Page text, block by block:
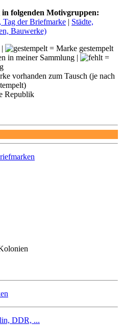
in folgenden Motivgruppen:
der Briefmarke | Städte,
Bauwerke)
= Marke gestempelt
in meiner Sammlung |
=
vorhanden zum Tausch (je nach
Republik
DDR, ...